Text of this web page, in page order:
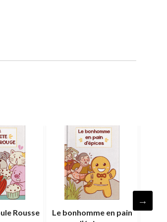
Rousse
Le bonhomme en pain